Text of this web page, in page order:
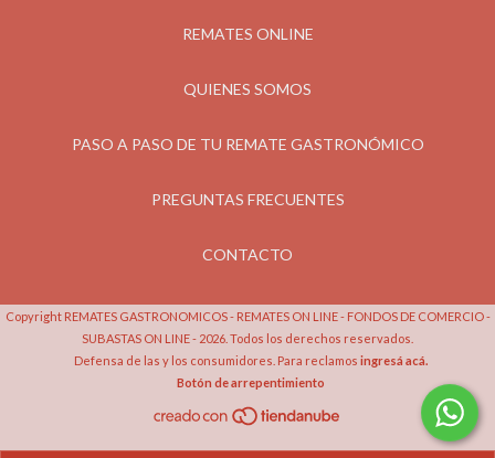
REMATES ONLINE
QUIENES SOMOS
PASO A PASO DE TU REMATE GASTRONÓMICO
PREGUNTAS FRECUENTES
CONTACTO
Copyright REMATES GASTRONOMICOS - REMATES ON LINE - FONDOS DE COMERCIO -
SUBASTAS ON LINE - 2026. Todos los derechos reservados.
Defensa de las y los consumidores. Para reclamos ingresá acá.
Botón de arrepentimiento